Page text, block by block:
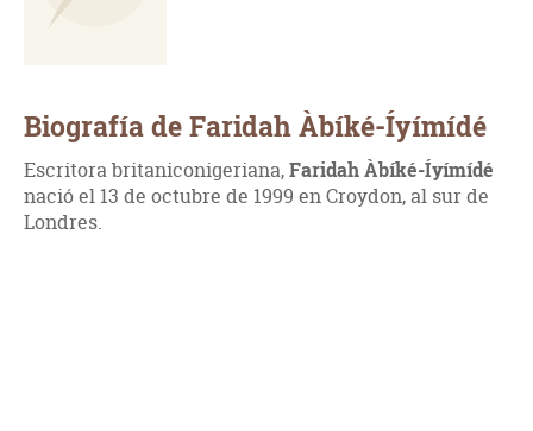
Biografía de Faridah Àbíké-Íyímídé
Escritora britaniconigeriana,Faridah Àbíké-Íyímídé
nació el 13 de octubre de 1999 en Croydon, al sur de
Londres.